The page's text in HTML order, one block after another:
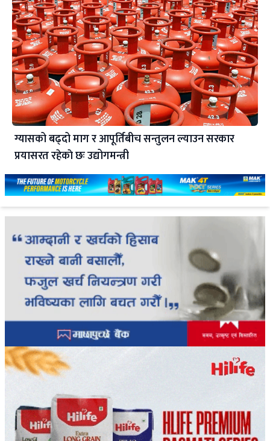
ग्यासको बढ्दो माग र आपूर्तिबीच सन्तुलन ल्याउन सरकार
प्रयासरत रहेकाे छः उद्योगमन्त्री